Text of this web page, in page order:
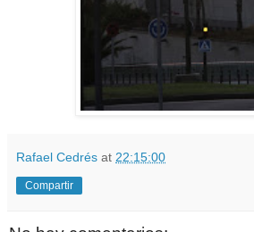
Rafael Cedrés at 22:15:00
Compartir